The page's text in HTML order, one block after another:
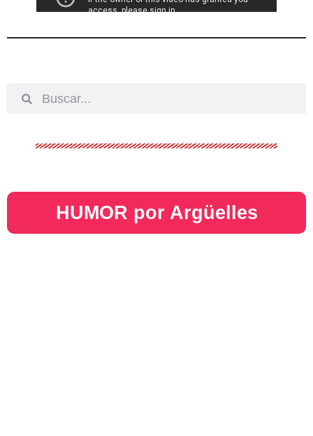
HUMOR por Argüelles​